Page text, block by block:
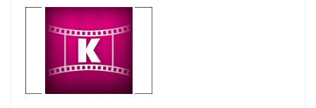
«Киномакс»
Культура (шоу-бизнес)